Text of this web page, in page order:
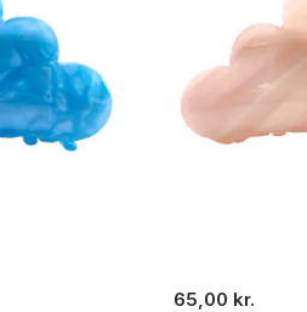
65,00 kr.